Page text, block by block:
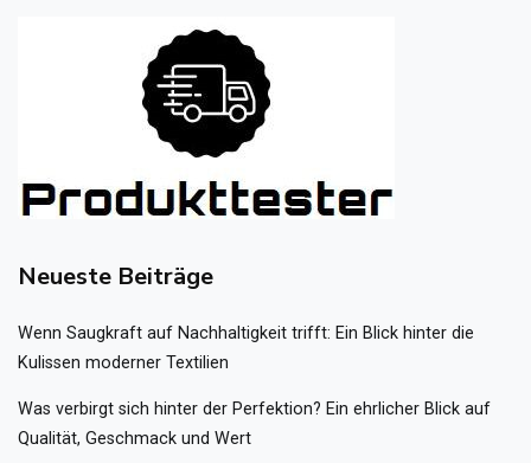
Neueste Beiträge
Wenn Saugkraft auf Nachhaltigkeit trifft: Ein Blick hinter die
Kulissen moderner Textilien
Was verbirgt sich hinter der Perfektion? Ein ehrlicher Blick auf
Qualität, Geschmack und Wert